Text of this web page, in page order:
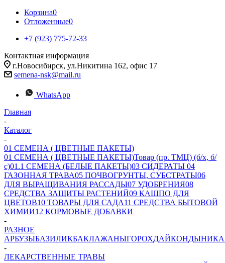
Корзина0
Отложенные0
+7 (923) 775-72-33
Контактная информация
г.Новосибирск, ул.Никитина 162, офис 17
semena-nsk@mail.ru
WhatsApp
Главная
-
Каталог
-
01 СЕМЕНА ( ЦВЕТНЫЕ ПАКЕТЫ)
01 СЕМЕНА ( ЦВЕТНЫЕ ПАКЕТЫ)Товар (пр. ТМЦ) (б/х, б/
с)01.1 СЕМЕНА (БЕЛЫЕ ПАКЕТЫ)03 СИДЕРАТЫ 04
ГАЗОННАЯ ТРАВА05 ПОЧВОГРУНТЫ, СУБСТРАТЫ06
ДЛЯ ВЫРАЩИВАНИЯ РАССАДЫ07 УДОБРЕНИЯ08
СРЕДСТВА ЗАЩИТЫ РАСТЕНИЙ09 КАШПО ДЛЯ
ЦВЕТОВ10 ТОВАРЫ ДЛЯ САДА11 СРЕДСТВА БЫТОВОЙ
ХИМИИ12 КОРМОВЫЕ ДОБАВКИ
-
РАЗНОЕ
АРБУЗЫБАЗИЛИКБАКЛАЖАНЫГОРОХДАЙКОНДЫНИ
-
ЛЕКАРСТВЕННЫЕ ТРАВЫ